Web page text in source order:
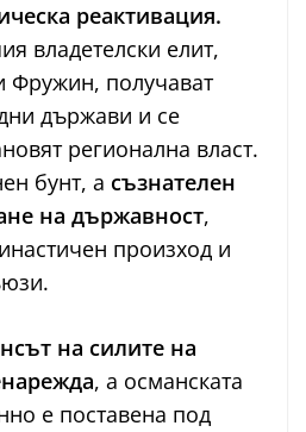
реактивация.
владетелски елит,
Фружин, получават
държави и се
регионална власт.
бунт, а съзнателен
на държавност,
произход и
на силите на
, а османската
е поставена под